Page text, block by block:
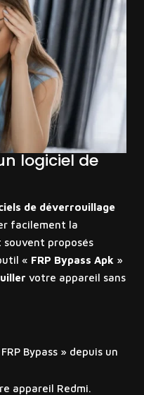
logiciel de
de déverrouillage
facilement la
souvent proposés
« FRP Bypass Apk »
votre appareil sans
Bypass » depuis un
appareil Redmi.